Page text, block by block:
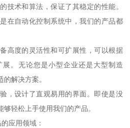
技术和算法，保证了其稳定的性能。
在自动化控制系统中，我们的产品都
高度的灵活性和可扩展性，可以根据
。无论您是小型企业还是大型制造
解决方案。
，设计了直观易用的界面。即使是没
轻松上手使用我们的产品。
应用领域：